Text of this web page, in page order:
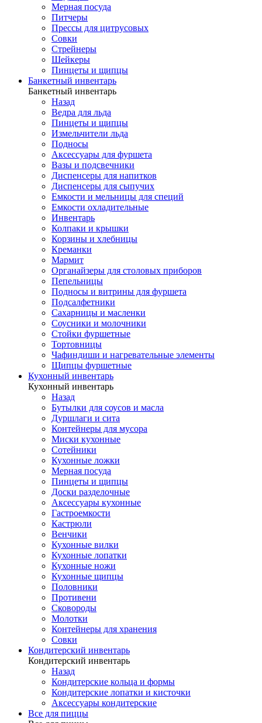
Мерная посуда
Питчеры
Прессы для цитрусовых
Совки
Стрейнеры
Шейкеры
Пинцеты и щипцы
Банкетный инвентарь
Банкетный инвентарь
Назад
Ведра для льда
Пинцеты и щипцы
Измельчители льда
Подносы
Аксессуары для фуршета
Вазы и подсвечники
Диспенсеры для напитков
Диспенсеры для сыпучих
Емкости и мельницы для специй
Емкости охладительные
Инвентарь
Колпаки и крышки
Корзины и хлебницы
Креманки
Мармит
Органайзеры для столовых приборов
Пепельницы
Подносы и витрины для фуршета
Подсалфетники
Сахарницы и масленки
Соусники и молочники
Стойки фуршетные
Тортовницы
Чафиндиши и нагревательные элементы
Щипцы фуршетные
Кухонный инвентарь
Кухонный инвентарь
Назад
Бутылки для соусов и масла
Дуршлаги и сита
Контейнеры для мусора
Миски кухонные
Сотейники
Кухонные ложки
Мерная посуда
Пинцеты и щипцы
Доски разделочные
Аксессуары кухонные
Гастроемкости
Кастрюли
Венчики
Кухонные вилки
Кухонные лопатки
Кухонные ножи
Кухонные щипцы
Половники
Противени
Сковороды
Молотки
Контейнеры для хранения
Совки
Кондитерский инвентарь
Кондитерский инвентарь
Назад
Кондитерские кольца и формы
Кондитерские лопатки и кисточки
Аксессуары кондитерские
Все для пиццы